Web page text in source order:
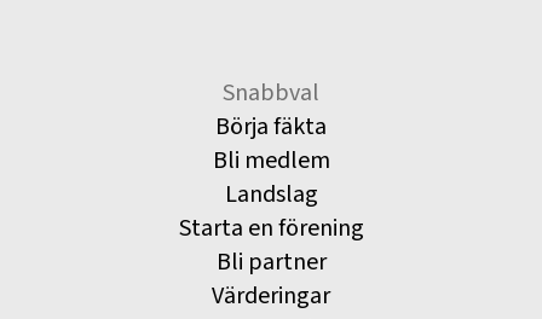
Snabbval
Börja fäkta
Bli medlem
Landslag
Starta en förening
Bli partner
Värderingar